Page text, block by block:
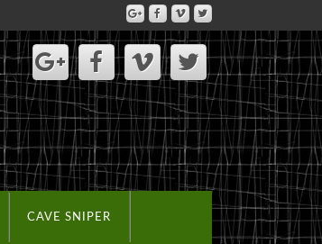
CAVE SNIPER